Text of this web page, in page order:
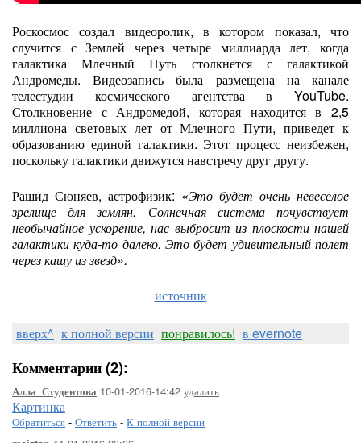
Роскосмос создал видеоролик, в котором показал, что
случится с Землей через четыре миллиарда лет, когда
галактика Млечный Путь столкнется с галактикой
Андромеды. Видеозапись была размещена на канале
телестудии космического агентства в YouTube.
Столкновение с Андромедой, которая находится в 2,5
миллиона световых лет от Млечного Пути, приведет к
образованию единой галактики. Этот процесс неизбежен,
поскольку галактики движутся навстречу друг другу.
Рашид Сюняев, астрофизик: «Это будет очень невеселое
зрелище для землян. Солнечная система почувствует
необычайное ускорение, нас выбросит из плоскости нашей
галактики куда-то далеко. Это будет удивительный полет
через кашу из звезд».
источник
вверх^ к полной версии понравилось! в evernote
Комментарии (2):
Алла_Студентова 10-01-2016-14:42 удалить
Картинка
Обратиться - Ответить - К полной версии